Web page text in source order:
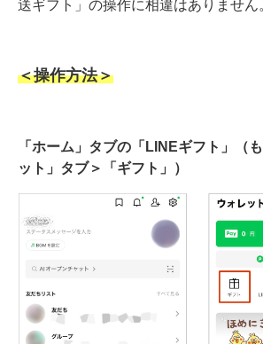
送ギフト」の操作に相違はありません
＜操作方法＞
「ホーム」タブの「LINEギフト」（
ット」タブ＞「ギフト」）